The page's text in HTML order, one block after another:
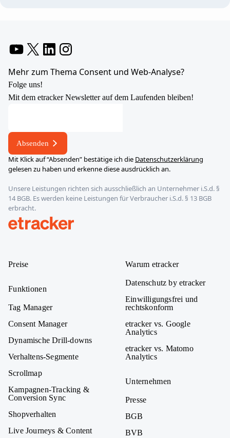
Mehr zum Thema Consent und Web-Analyse?
Folge uns!
Mit dem etracker Newsletter auf dem Laufenden bleiben!
Adresse
E-
Mail-
E-
Mail-
Adresse
Absenden
Mit Klick auf “Absenden” bestätige ich die Datenschutzerklärung
gelesen zu haben und erkenne diese ausdrücklich an.
Unsere Leistungen richten sich ausschließlich an Unternehmer i.S.d. §
14 BGB. Es werden keine Leistungen für Verbraucher i.S.d. § 13 BGB
erbracht.
Preise
Funktionen
Tag Manager
Consent Manager
Dynamische Drill-downs
Verhaltens-Segmente
Scrollmap
Kampagnen-Tracking &
Conversion Sync
Shopverhalten
Live Journeys & Content
Warum etracker
Datenschutz by etracker
Einwilligungsfrei und
rechtskonform
etracker vs. Google
Analytics
etracker vs. Matomo
Analytics
Unternehmen
Presse
BGB
BVB